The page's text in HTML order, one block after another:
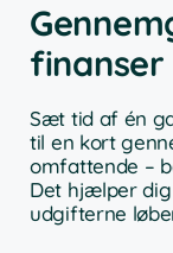
finanser
Sæt tid af én
til en kort
omfattende –
Det hjælper
udgifterne